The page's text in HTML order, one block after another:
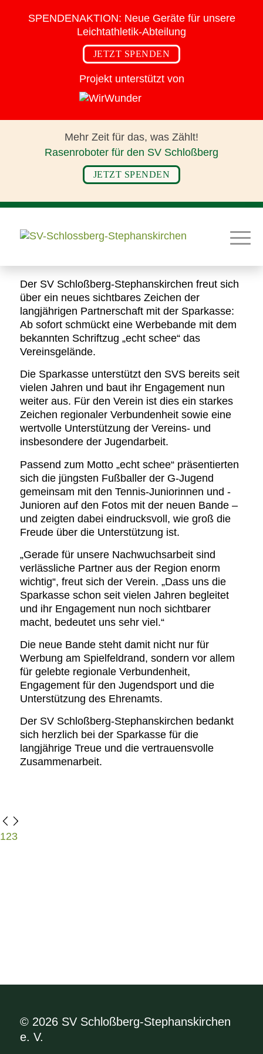
SPENDENAKTION: Neue Geräte fürunsere
Leichtathletik-Abteilung
JETZT SPENDEN
Projekt unterstützt von
Mehr Zeit für das, was Zählt!
Rasenroboter für den SV Schloßberg
JETZT SPENDEN
Der SV Schloßberg-Stephanskirchen freut sich
über ein neues sichtbares Zeichen der
langjährigen Partnerschaft mit der Sparkasse:
Ab sofort schmückt eine Werbebande mit dem
bekannten Schriftzug „echt schee“ das
Vereinsgelände.
Die Sparkasse unterstützt den SVS bereits seit
vielen Jahren und baut ihr Engagement nun
weiter aus. Für den Verein ist dies ein starkes
Zeichen regionaler Verbundenheit sowie eine
wertvolle Unterstützung der Vereins- und
insbesondere der Jugendarbeit.
Passend zum Motto „echt schee“ präsentierten
sich die jüngsten Fußballer der G-Jugend
gemeinsam mit den Tennis-Juniorinnen und -
Junioren auf den Fotos mit der neuen Bande –
und zeigten dabei eindrucksvoll, wie groß die
Freude über die Unterstützung ist.
„Gerade für unsere Nachwuchsarbeit sind
verlässliche Partner aus der Region enorm
wichtig“, freut sich der Verein. „Dass uns die
Sparkasse schon seit vielen Jahren begleitet
und ihr Engagement nun noch sichtbarer
macht, bedeutet uns sehr viel.“
Die neue Bande steht damit nicht nur für
Werbung am Spielfeldrand, sondern vor allem
für gelebte regionale Verbundenheit,
Engagement für den Jugendsport und die
Unterstützung des Ehrenamts.
Der SV Schloßberg-Stephanskirchen bedankt
sich herzlich bei der Sparkasse für die
langjährige Treue und die vertrauensvolle
Zusammenarbeit.
123
© 2026 SV Schloßberg-Stephanskirchen
e. V.